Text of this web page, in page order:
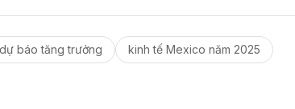
dự báo tăng trưởng kinh tế Mexico năm 2025